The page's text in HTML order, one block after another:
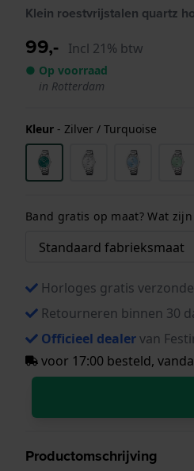
Klein roestvrijstalen quartz
99,- Incl 21% btw
● Op voorraad
in Rotterdam
Kleur - Zilver / Turquoise
Band gratis op maat? Wat
Horloges gratis
Retourneren binnen 30
Officieel dealervan
voor 17:00 besteld,
Productomschrijving